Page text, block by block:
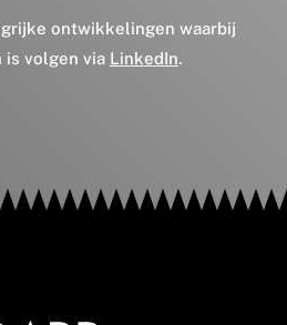
ontwikkelingen waarbij
is volgen via LinkedIn.